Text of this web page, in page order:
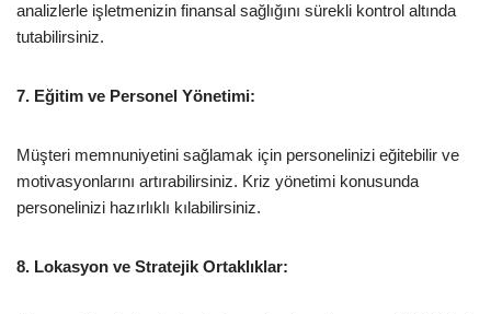
analizlerle işletmenizin finansal sağlığını sürekli kontrol altında
tutabilirsiniz.
7. Eğitim ve Personel Yönetimi:
Müşteri memnuniyetini sağlamak için personelinizi eğitebilir ve
motivasyonlarını artırabilirsiniz. Kriz yönetimi konusunda
personelinizi hazırlıklı kılabilirsiniz.
8. Lokasyon ve Stratejik Ortaklıklar: